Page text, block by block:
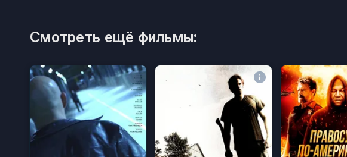
Смотреть ещё фильмы: